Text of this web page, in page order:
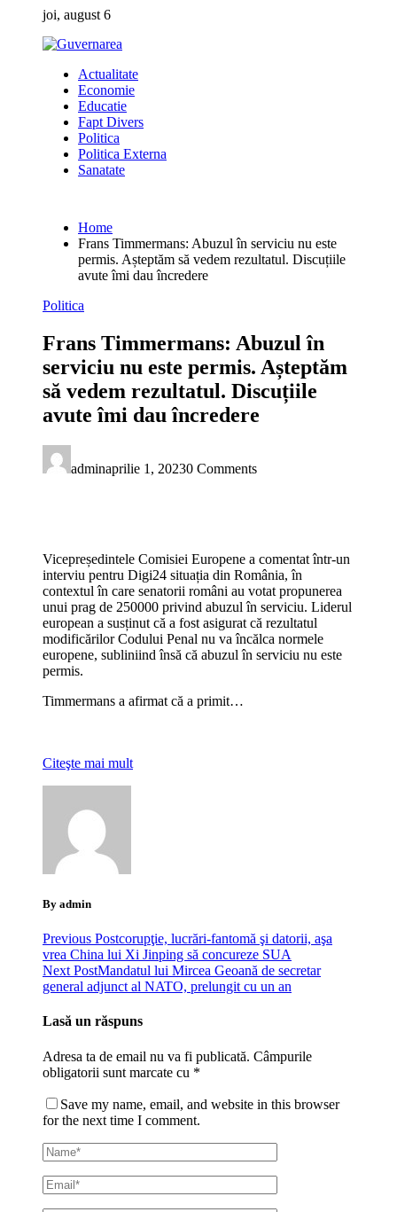
content
joi, august 6
Actualitate
Economie
Educatie
Fapt Divers
Politica
Politica Externa
Sanatate
Home
Frans Timmermans: Abuzul în serviciu nu este
permis. Așteptăm să vedem rezultatul. Discuțiile
avute îmi dau încredere
Politica
Frans Timmermans: Abuzul în
serviciu nu este permis. Așteptăm
să vedem rezultatul. Discuțiile
avute îmi dau încredere
adminaprilie 1, 20230 Comments
Vicepreședintele Comisiei Europene a comentat într-un
interviu pentru Digi24 situația din România, în
contextul în care senatorii români au votat propunerea
unui prag de 250000 privind abuzul în serviciu. Liderul
european a susținut că a fost asigurat că rezultatul
modificărilor Codului Penal nu va încălca normele
europene, subliniind însă că abuzul în serviciu nu este
permis.
Timmermans a afirmat că a primit…
Citeşte mai mult
By admin
Previous Postcorupţie, lucrări-fantomă şi datorii, aşa
vrea China lui Xi Jinping să concureze SUA
Next PostMandatul lui Mircea Geoană de secretar
general adjunct al NATO, prelungit cu un an
Lasă un răspuns
Adresa ta de email nu va fi publicată. Câmpurile
obligatorii sunt marcate cu *
Save my name, email, and website in this browser
for the next time I comment.